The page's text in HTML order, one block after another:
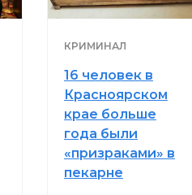
КРИМИНАЛ
16 человек в
Красноярском
крае больше
года были
«призраками» в
пекарне